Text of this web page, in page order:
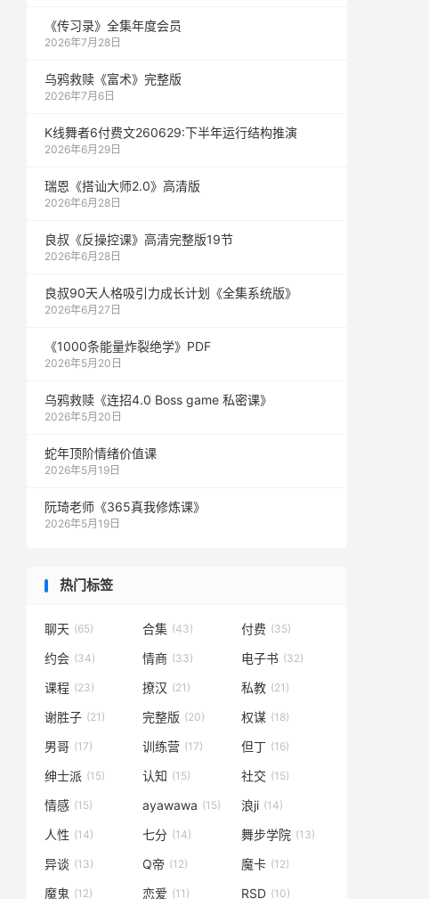
《传习录》全集年度会员
2026年7月28日
乌鸦救赎《富术》完整版
2026年7月6日
K线舞者6付费文260629:下半年运行结构推演
2026年6月29日
瑞恩《搭讪大师2.0》高清版
2026年6月28日
良叔《反操控课》高清完整版19节
2026年6月28日
良叔90天人格吸引力成长计划《全集系统版》
2026年6月27日
《1000‮能条‬‎量‮裂炸‬‎绝学》PDF
2026年5月20日
乌鸦救赎《连招4.0 Boss game 私密课》
2026年5月20日
蛇年顶阶情绪价值课
2026年5月19日
阮琦老师《365真我修炼课》
2026年5月19日
热门标签
聊天 (65) 合集 (43) 付费 (35)
约会 (34) 情商 (33) 电子书 (32)
课程 (23) 撩汉 (21) 私教 (21)
谢胜子 (21) 完整版 (20) 权谋 (18)
男哥 (17) 训练营 (17) 但丁 (16)
绅士派 (15) 认知 (15) 社交 (15)
情感 (15) ayawawa (15) 浪ji (14)
人性 (14) 七分 (14) 舞步学院 (13)
异谈 (13) Q帝 (12) 魔卡 (12)
魔鬼 (12) 恋爱 (11) RSD (10)